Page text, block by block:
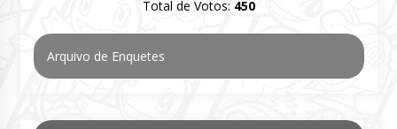
Total de Votos: 450
Arquivo de Enquetes